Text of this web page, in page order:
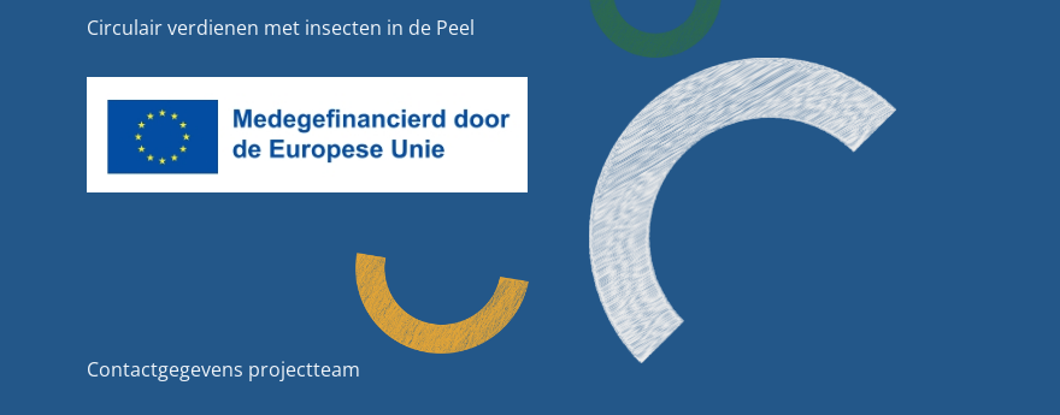
Circulair verdienen met insecten in de Peel
Contactgegevens projectteam